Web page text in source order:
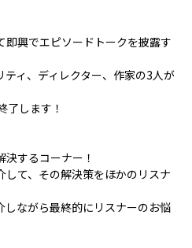
即興でエピソードトークを披露す
ティ、ディレクター、作家の3人が
了します！
するコーナー！
て、その解決策をほかのリスナ
しながら最終的にリスナーのお悩